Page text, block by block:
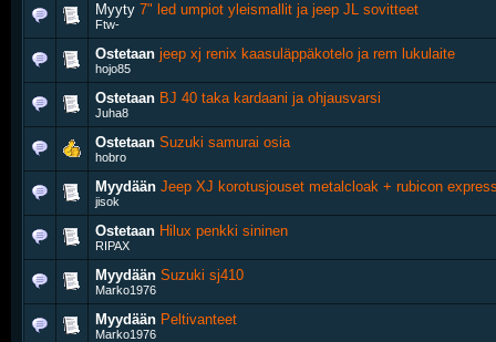
Myyty 7" led umpiot yleismallit ja jeep JL sovitteet
Ftw-
Ostetaan jeep xj renix kaasuläppäkotelo ja rem lukulaite
hojo85
Ostetaan BJ 40 taka kardaani ja ohjausvarsi
Juha8
Ostetaan Suzuki samurai osia
hobro
Myydään Jeep XJ korotusjouset metalcloak + rubicon
jisok
Ostetaan Hilux penkki sininen
RIPAX
Myydään Suzuki sj410
Marko1976
Myydään Peltivanteet
Marko1976